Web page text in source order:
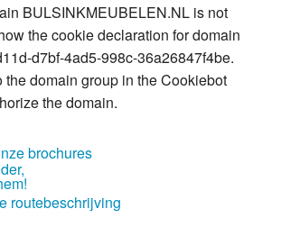
BULSINKMEUBELEN.NL is not
the cookie declaration for domain
d7bf-4ad5-998c-36a26847f4be.
the domain group in the Cookiebot
the domain.
brochures
routebeschrijving